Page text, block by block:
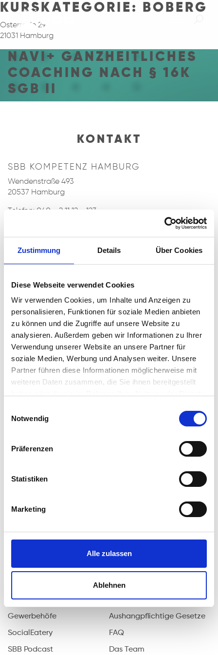
Zustimmung Details Über Cookies
Diese Webseite verwendet Cookies
Wir verwenden Cookies, um Inhalte und Anzeigen zu
personalisieren, Funktionen für soziale Medien anbieten
zu können und die Zugriffe auf unsere Website zu
analysieren. Außerdem geben wir Informationen zu Ihrer
Verwendung unserer Website an unsere Partner für
soziale Medien, Werbung und Analysen weiter. Unsere
Partner führen diese Informationen möglicherweise mit
weiteren Daten zusammen, die Sie ihnen bereitgestellt
Notwendig
Präferenzen
Statistiken
Marketing
Alle zulassen
Ablehnen
KURSKATEGORIE: BOBERG
Osterrade 29
21031 Hamburg
NAVI+ GANZHEITLICHES
COACHING NACH § 16K
SGB II
KONTAKT
SBB KOMPETENZ HAMBURG
Wendenstraße 493
20537 Hamburg
Telefon: 040 - 2 11 12 - 123
Öffnungszeiten Kundencenter: 9:00 Uhr - 13:00 Uhr
(weitere/spätere Termine gerne nach Absprache)
Google Maps // Karte anzeigen
ANGEBOTE
Umschulungen
Arbeitsvermittlung
Gewerbehöfe
SocialEatery
SBB Podcast
DAS SIND WIR
Über das Unternehmen
Aushangpflichtige Gesetze
FAQ
Das Team